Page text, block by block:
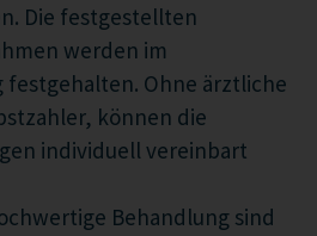
Die festgestellten
werden im
festgehalten. Ohne ärztliche
können die
individuell vereinbart
Behandlung sind